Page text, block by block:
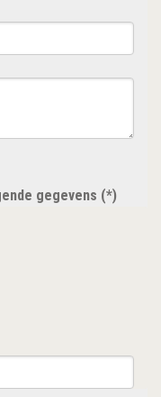
gegevens (*)